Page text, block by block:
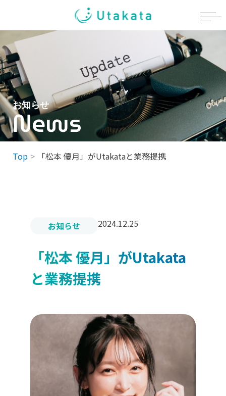
content
お知らせ
News
Top 「松本 優月」がUtakataと業務提携
お知らせ 2024.12.25
「松本 優月」がUtakata
と業務提携